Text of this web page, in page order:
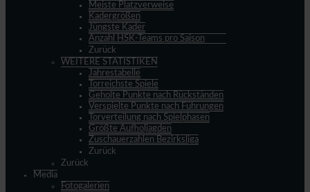
Meiste Platzverweise
Kadergrößen
Jüngste Kader
Anzahl HSK-Teams pro Saison
Zurück
WEITERE STATISTIKEN
Jahrestabelle
Torreichste Spiele
Geholte Punkte nach Rückständen
Verspielte Punkte nach Führungen
Torverteilung nach Spielphasen
Größte Aufholjagden
Zuschauerzahlen Bezirksliga
Zurück
Zurück
Media
Fotogalerien